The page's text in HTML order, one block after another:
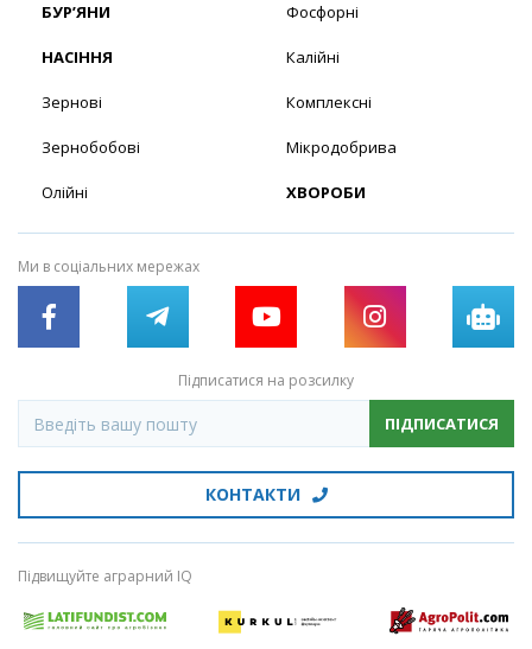
БУР’ЯНИ
НАСІННЯ
Зернові
Зернобобові
Олійні
Фосфорні
Калійні
Комплексні
Мікродобрива
ХВОРОБИ
Ми в соціальних мережах
Підписатися на розсилку
ПІДПИСАТИСЯ
КОНТАКТИ
Підвищуйте аграрний IQ